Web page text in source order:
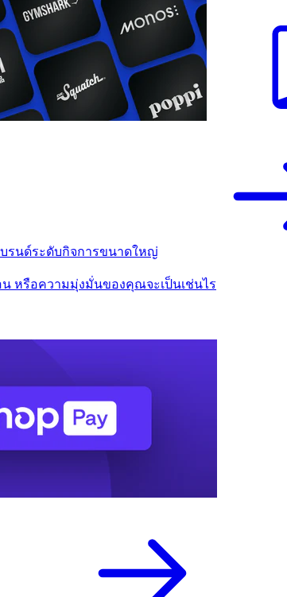
รนด์ระดับกิจการขนาดใหญ่
หรือความมุ่งมั่นของคุณจะเป็นเช่นไร